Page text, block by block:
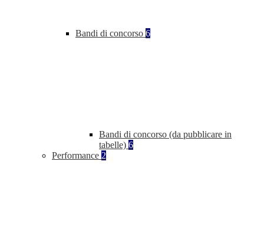
Bandi di concorso 6
Bandi di concorso (da pubblicare in
tabelle) 6
Performance 2